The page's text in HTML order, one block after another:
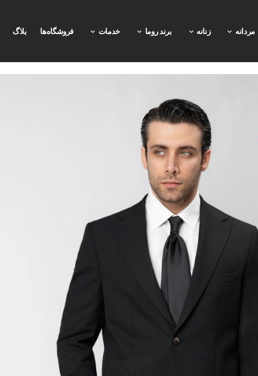
مردانه زنانه برند روما خدمات فروشگاه‌ها بلاگ